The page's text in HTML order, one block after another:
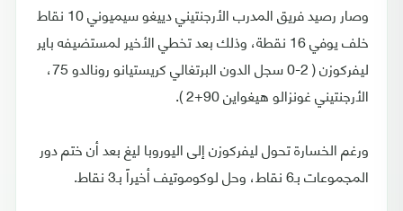
وصار رصيد فريق المدرب الأرجنتيني دييغو سيميوني 10 نقاط
خلف يوفي 16 نقطة، وذلك بعد تخطي الأخير لمستضيفه باير
ليفركوزن ( 2-0 سجل الدون البرتغالي كريستيانو رونالدو 75،
الأرجنتيني غونزالو هيغواين 90+2 ).
ورغم الخسارة تحول ليفركوزن إلى اليوروبا ليغ بعد أن ختم دور
المجموعات بـ6 نقاط، وحل لوكوموتيف أخيراً بـ3 نقاط.